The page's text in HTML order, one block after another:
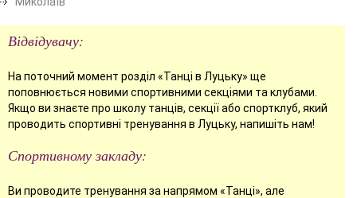
Відвідувачу:
На поточний момент розділ «Танці в Луцьку» ще
поповнюється новими спортивними секціями та клубами.
Якщо ви знаєте про школу танців, секції або спортклуб, який
проводить спортивні тренування в Луцьку, напишіть нам!
Спортивному закладу:
Ви проводите тренування за напрямом «Танці», але